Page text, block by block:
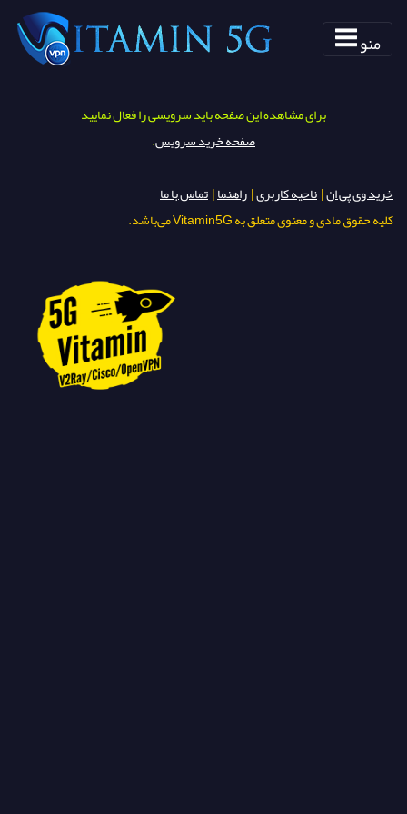
منو
برای مشاهده این صفحه باید سرویسی را فعال نمایید
صفحه خرید سرویس.
خرید وی پی ان|ناحیه کاربری|راهنما|تماس با ما
کلیه حقوق مادی و معنوی متعلق به Vitamin5G می‌باشد.